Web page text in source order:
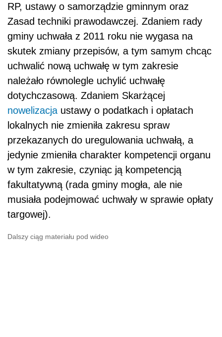
RP, ustawy o samorządzie gminnym oraz
Zasad techniki prawodawczej. Zdaniem rady
gminy uchwała z 2011 roku nie wygasa na
skutek zmiany przepisów, a tym samym chcąc
uchwalić nową uchwałę w tym zakresie
należało równolegle uchylić uchwałę
dotychczasową. Zdaniem Skarżącej
nowelizacja ustawy o podatkach i opłatach
lokalnych nie zmieniła zakresu spraw
przekazanych do uregulowania uchwałą, a
jedynie zmieniła charakter kompetencji organu
w tym zakresie, czyniąc ją kompetencją
fakultatywną (rada gminy mogła, ale nie
musiała podejmować uchwały w sprawie opłaty
targowej).
Dalszy ciąg materiału pod wideo